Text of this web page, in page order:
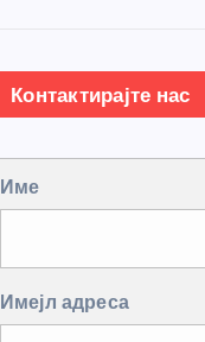
Контактирајте нас
Име
Имејл адреса